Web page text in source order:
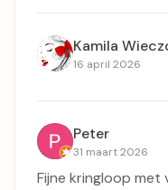
Kamila
16 april 2026
Peter
31 maart 2026
Fijne kringloop met